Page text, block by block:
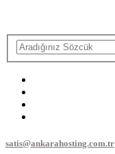
satis@ankarahosting.com.tr